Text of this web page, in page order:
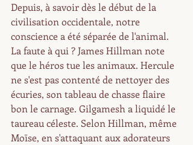
Depuis, à savoir dès le début de la
civilisation occidentale, notre
conscience a été séparée de l'animal.
La faute à qui ? James Hillman note
que le héros tue les animaux. Hercule
ne s'est pas contenté de nettoyer des
écuries, son tableau de chasse flaire
bon le carnage. Gilgamesh a liquidé le
taureau céleste. Selon Hillman, même
Moïse, en s'attaquant aux adorateurs